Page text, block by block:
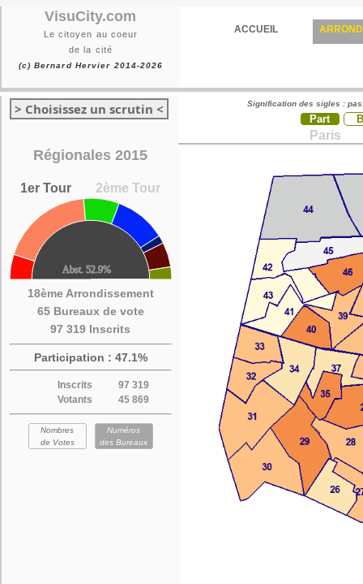
VisuCity.com
Le citoyen au coeur
de la cité
(c) Bernard Hervier 2014-2026
ACCUEIL
> Choisissez un scrutin <
Régionales 2015
1er Tour 2ème Tour
18ème Arrondissement
65 Bureaux de vote
97 319 Inscrits
Participation : 47.1%
Inscrits
97 319
Votants
45 869
Nombres
de Votes
Numéros
des Bureaux
Signification des sigles :
Part
Paris